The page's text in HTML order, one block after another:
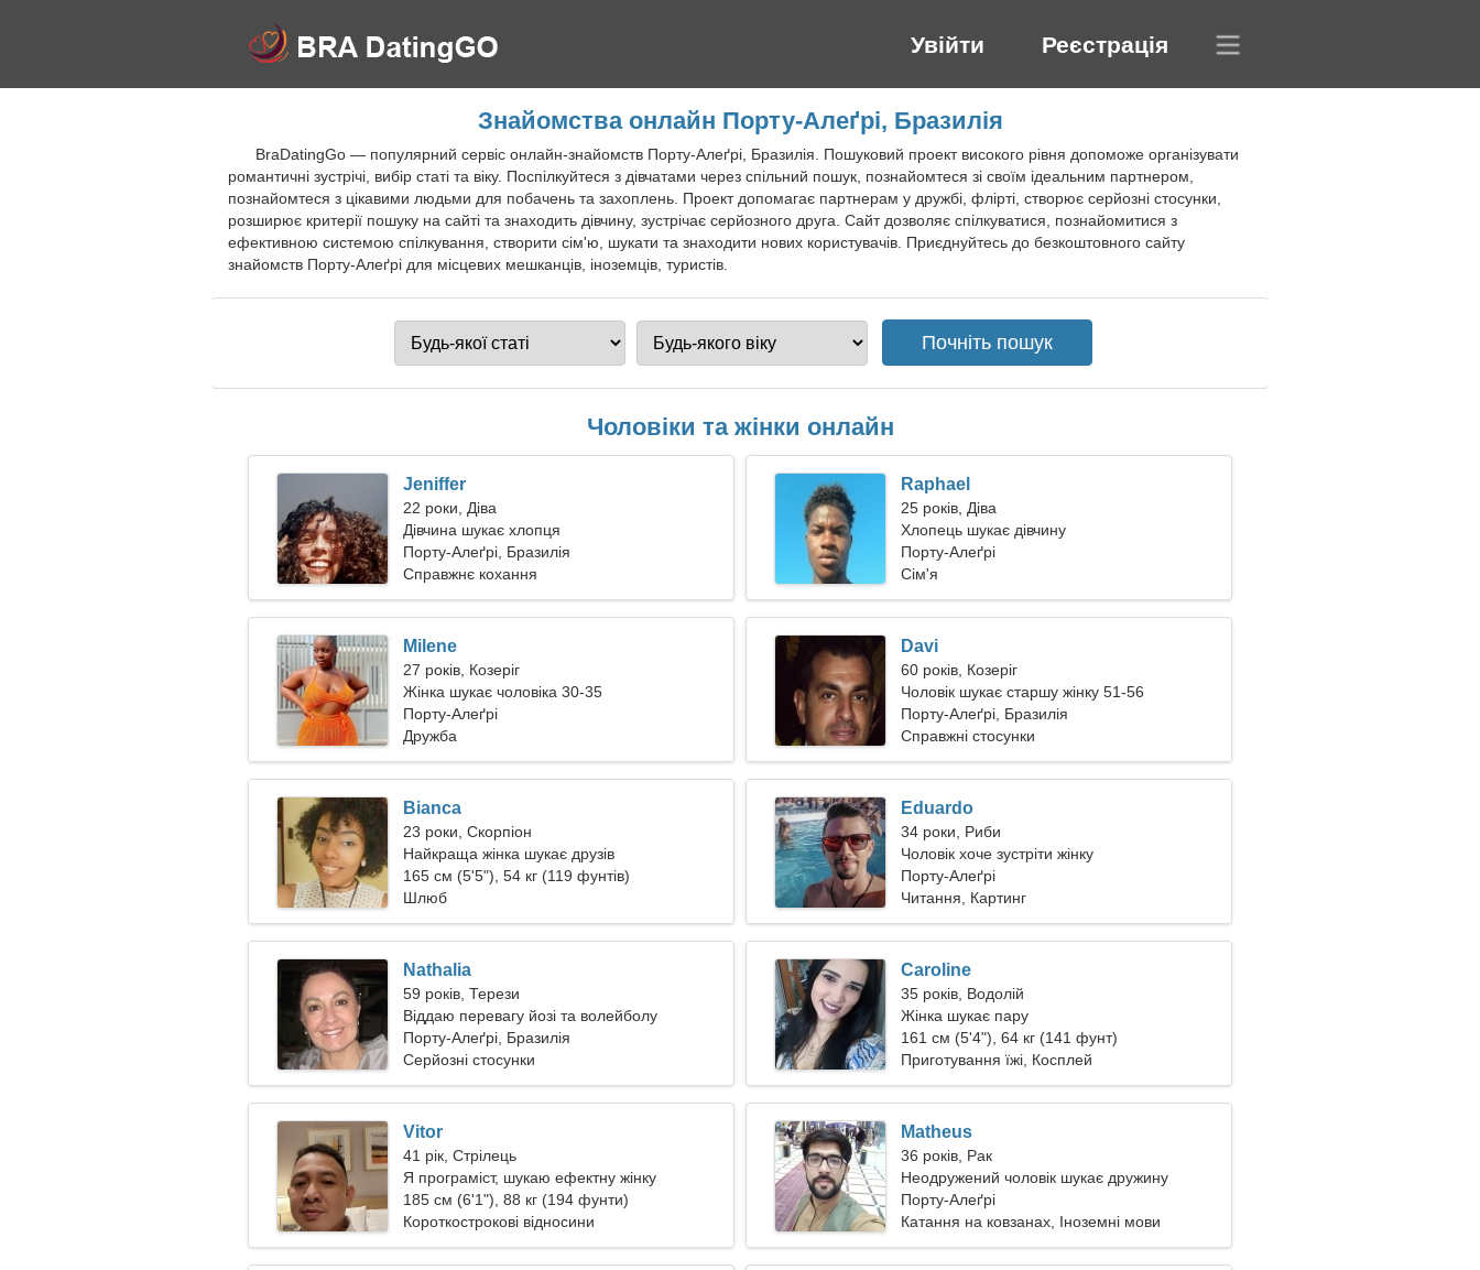
Увійти Реєстрація
Знайомства онлайн Порту-Алеґрі, Бразилія
BraDatingGo — популярний сервіс онлайн-знайомств Порту-Алеґрі, Бразилія. Пошуковий проект високого рівня допоможе організувати
романтичні зустрічі, вибір статі та віку. Поспілкуйтеся з дівчатами через спільний пошук, познайомтеся зі своїм ідеальним партнером,
познайомтеся з цікавими людьми для побачень та захоплень. Проект допомагає партнерам у дружбі, флірті, створює серйозні стосунки,
розширює критерії пошуку на сайті та знаходить дівчину, зустрічає серйозного друга. Сайт дозволяє спілкуватися, познайомитися з
ефективною системою спілкування, створити сім'ю, шукати та знаходити нових користувачів. Приєднуйтесь до безкоштовного сайту
знайомств Порту-Алеґрі для місцевих мешканців, іноземців, туристів.
Чоловіки та жінки онлайн
Jeniffer
22 роки, Діва
Дівчина шукає хлопця
Порту-Алеґрі, Бразилія
Справжнє кохання
Raphael
25 років, Діва
Хлопець шукає дівчину
Порту-Алеґрі
Сім'я
Milene
27 років, Козеріг
Жінка шукає чоловіка 30-35
Порту-Алеґрі
Дружба
Davi
60 років, Козеріг
Чоловік шукає старшу жінку 51-56
Порту-Алеґрі, Бразилія
Справжні стосунки
Bianca
23 роки, Скорпіон
Найкраща жінка шукає друзів
165 см (5'5"), 54 кг (119 фунтів)
Шлюб
Eduardo
34 роки, Риби
Чоловік хоче зустріти жінку
Порту-Алеґрі
Читання, Картинг
Nathalia
59 років, Терези
Віддаю перевагу йозі та волейболу
Порту-Алеґрі, Бразилія
Серйозні стосунки
Caroline
35 років, Водолій
Жінка шукає пару
161 см (5'4"), 64 кг (141 фунт)
Приготування їжі, Косплей
Vitor
41 рік, Стрілець
Я програміст, шукаю ефектну жінку
185 см (6'1"), 88 кг (194 фунти)
Короткострокові відносини
Matheus
36 років, Рак
Неодружений чоловік шукає дружину
Порту-Алеґрі
Катання на ковзанах, Іноземні мови